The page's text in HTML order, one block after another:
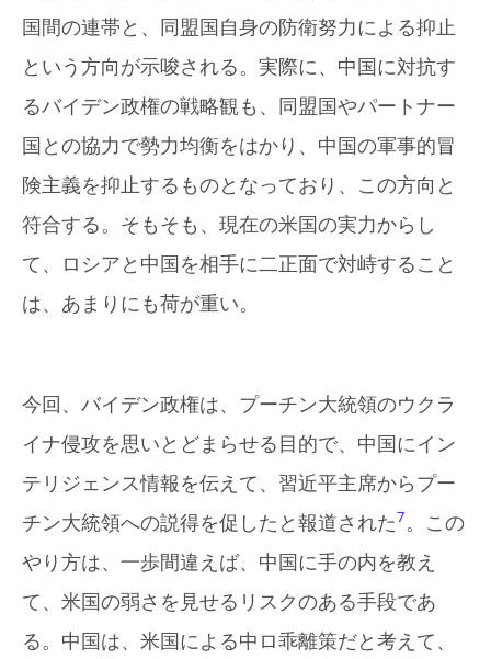
国間の連帯と、同盟国自身の防衛努力による抑止
という方向が示唆される。実際に、中国に対抗す
るバイデン政権の戦略観も、同盟国やパートナー
国との協力で勢力均衡をはかり、中国の軍事的冒
険主義を抑止するものとなっており、この方向と
符合する。そもそも、現在の米国の実力からし
て、ロシアと中国を相手に二正面で対峙すること
は、あまりにも荷が重い。
今回、バイデン政権は、プーチン大統領のウクラ
イナ侵攻を思いとどまらせる目的で、中国にイン
テリジェンス情報を伝えて、習近平主席からプー
チン大統領への説得を促したと報道された7。この
やり方は、一歩間違えば、中国に手の内を教え
て、米国の弱さを見せるリスクのある手段であ
る。中国は、米国による中ロ乖離策だと考えて、